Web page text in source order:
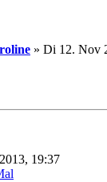
» Di 12. Nov
19:37